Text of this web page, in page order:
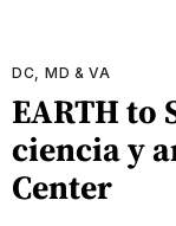
DC, MD & VA
EARTH to
ciencia y
Center